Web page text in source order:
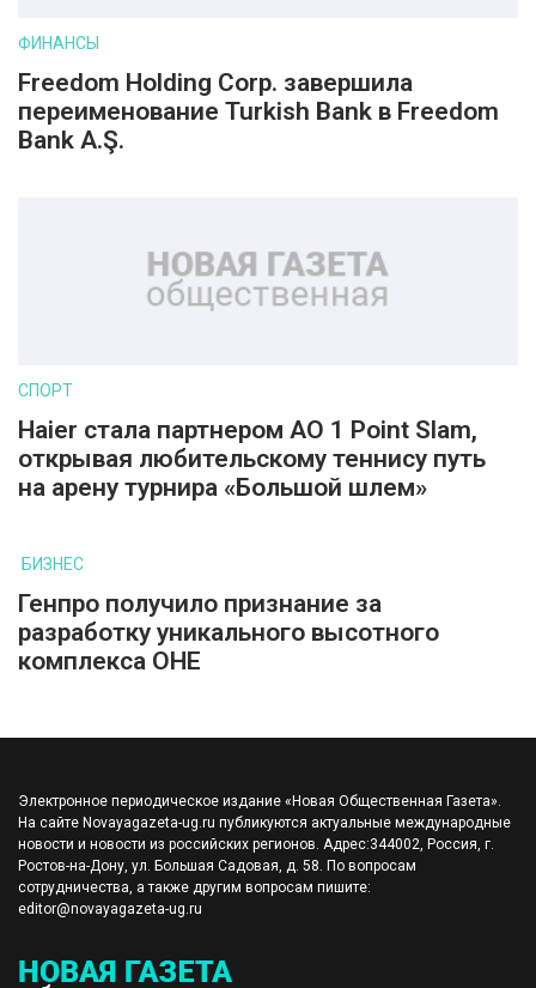
ФИНАНСЫ
Freedom Holding Corp. завершила
переименование Turkish Bank в Freedom
Bank A.Ş.
СПОРТ
Haier стала партнером AO 1 Point Slam,
открывая любительскому теннису путь
на арену турнира «Большой шлем»
БИЗНЕС
Генпро получило признание за
разработку уникального высотного
комплекса ОНЕ
Электронное периодическое издание «Новая Общественная Газета».
На сайте Novayagazeta-ug.ru публикуются актуальные международные
новости и новости из российских регионов. Адрес:344002, Россия, г.
Ростов-на-Дону, ул. Большая Садовая, д. 58. По вопросам
сотрудничества, а также другим вопросам пишите:
editor@novayagazeta-ug.ru